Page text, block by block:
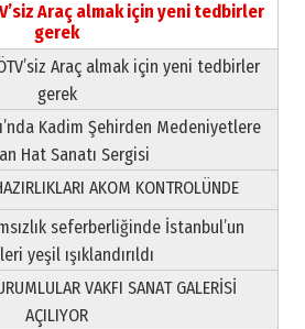
Araç almak için yeni tedbirler
gerek
Araç almak için yeni tedbirler
gerek
Kadim Şehirden Medeniyetlere
Hat Sanatı Sergisi
AKOM KONTROLÜNDE
seferberliğinde İstanbul’un
yeşil ışıklandırıldı
VAKFI SANAT GALERİSİ
AÇILIYOR
Yeri
ÜÇ KIZI
Perşembe
Sebahattin Şirin’e